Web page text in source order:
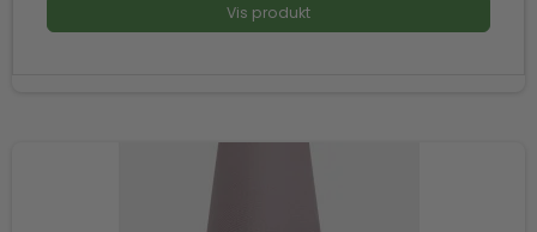
Vis produkt